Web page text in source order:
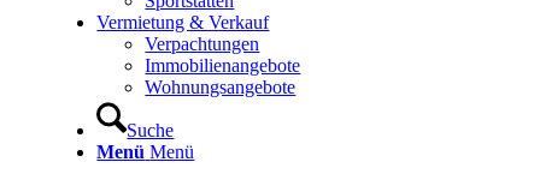
Vermietung & Verkauf
Verpachtungen
Immobilienangebote
Wohnungsangebote
Suche
Menü Menü